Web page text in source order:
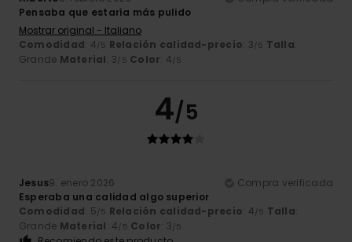
Pensaba que estaría más pulido
Mostrar original - Italiano
Comodidad: 4/5 Relación calidad-precio: 3/5 Talla:
Grande Material: 3/5 Color: 4/5
4/5
Jesus9. enero 2026
Compra verificada
Esperaba una calidad algo superior
Comodidad: 5/5 Relación calidad-precio: 4/5 Talla:
Grande Material: 4/5 Color: 3/5